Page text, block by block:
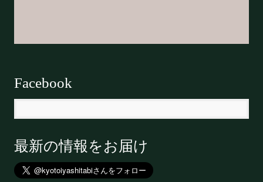
Facebook
最新の情報をお届け